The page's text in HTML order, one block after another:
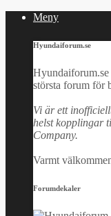
Meny
Hyundaiforum.se
Hyundaiforum.se
största forum för
Vi är ett
helst kopplingar
Company.
Varmt
Forumdekaler